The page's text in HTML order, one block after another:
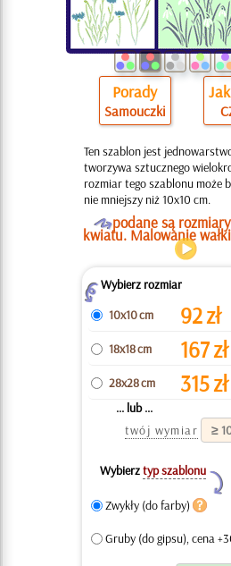
Porady
Samouczki
Ten szablon jest
tworzywa sztucznego
rozmiar tego szablonu może
nie mniejszy niż 10x10 cm.
Opodane są
kwiatu. Malowanie
ZWybierz rozmiar
10x10 cm
92zł
18x18 cm 167zł
28x28 cm 315zł
... lub ...
twój wymiar
Wybierztyp szablonu
Y
Zwykły (do farby)
Gruby (do gipsu), cena